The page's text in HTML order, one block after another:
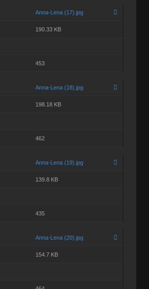
Anna-Lena (17).jpg
190.33 KB
453
Anna-Lena (18).jpg
198.18 KB
462
Anna-Lena (19).jpg
139.8 KB
435
Anna-Lena (20).jpg
154.7 KB